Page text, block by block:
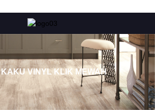
VINYL KLIK MEWAH